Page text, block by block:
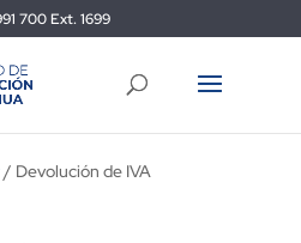
700 Ext. 1699
/ Devolución de IVA